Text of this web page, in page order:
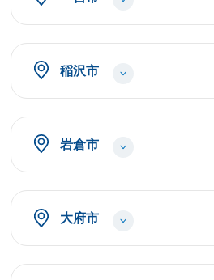
稲沢市
岩倉市
大府市